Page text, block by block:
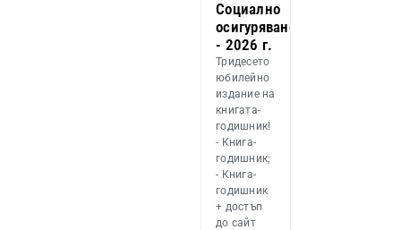
Социално
осигуряване
- 2026 г.
Тридесето
юбилейно
издание на
книгата-
годишник!
- Книга-
годишник;
- Книга-
годишник
+ достъп
до сайт